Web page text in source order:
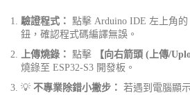
驗證程式： 點擊 Arduino IDE 左上角的
鈕，確認程式碼編譯無誤。
上傳燒錄： 點擊 【向右箭頭 (上傳/
燒錄至 ESP32-S3 開發板。
💡 不專業除錯小撇步： 若遇到電腦顯